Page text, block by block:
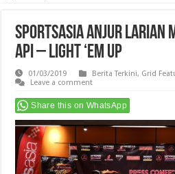
SportsAsia Anjur Larian
Api – Light ‘Em Up
01/03/2019 Berita Terkini, Grid
Leave a comment
Share this on WhatsApp